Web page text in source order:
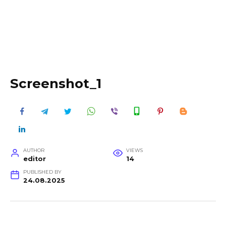
Screenshot_1
AUTHOR
editor
VIEWS
14
PUBLISHED BY
24.08.2025